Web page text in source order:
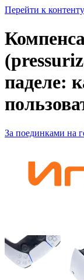
Перейти к контенту
паделе:
За поединками на